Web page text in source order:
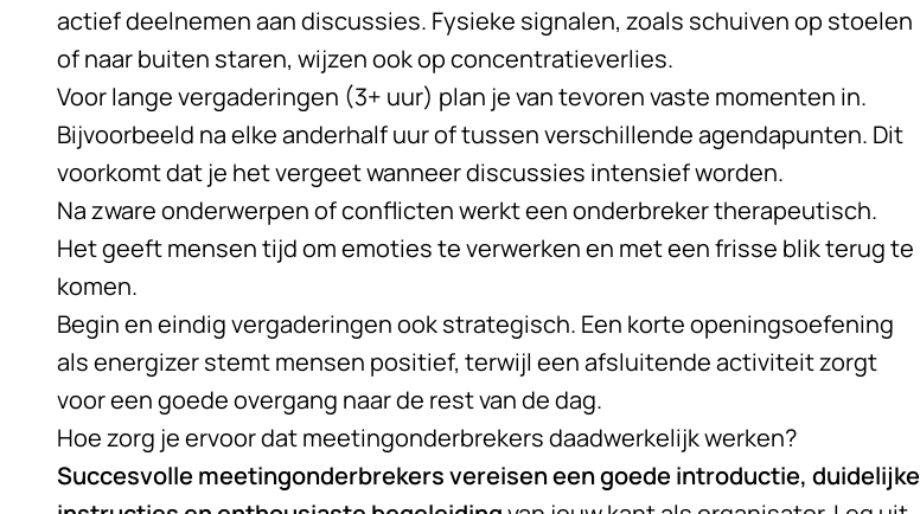
actief deelnemen aan discussies. Fysieke signalen, zoals schuiven op stoelen
of naar buiten staren, wijzen ook op concentratieverlies.
Voor lange vergaderingen (3+ uur) plan je van tevoren vaste momenten in.
Bijvoorbeeld na elke anderhalf uur of tussen verschillende agendapunten. Dit
voorkomt dat je het vergeet wanneer discussies intensief worden.
Na zware onderwerpen of conflicten werkt een onderbreker therapeutisch.
Het geeft mensen tijd om emoties te verwerken en met een frisse blik terug te
komen.
Begin en eindig vergaderingen ook strategisch. Een korte openingsoefening
als energizer stemt mensen positief, terwijl een afsluitende activiteit zorgt
voor een goede overgang naar de rest van de dag.
Hoe zorg je ervoor dat meetingonderbrekers daadwerkelijk werken?
Succesvolle meetingonderbrekers vereisen een goede introductie, duidelijke